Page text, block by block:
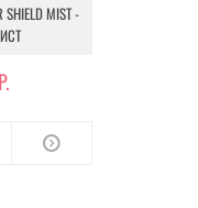
SHIELD MIST -